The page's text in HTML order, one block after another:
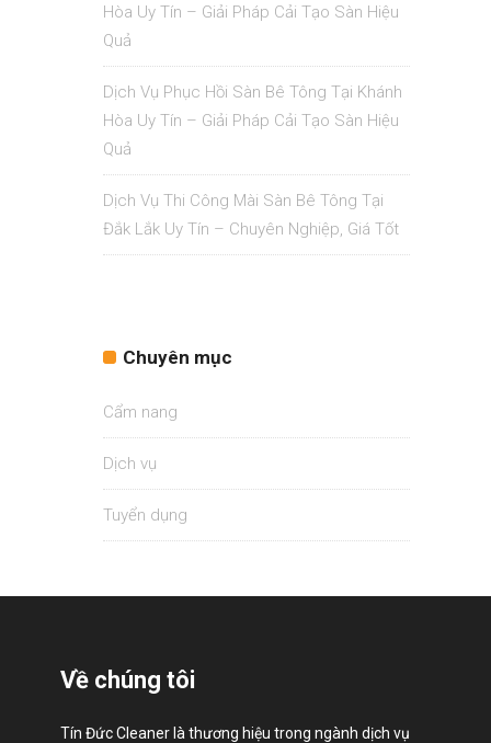
Hòa Uy Tín – Giải Pháp Cải Tạo Sàn Hiệu
Quả
Dịch Vụ Phục Hồi Sàn Bê Tông Tại Khánh
Hòa Uy Tín – Giải Pháp Cải Tạo Sàn Hiệu
Quả
Dịch Vụ Thi Công Mài Sàn Bê Tông Tại
Đắk Lắk Uy Tín – Chuyên Nghiệp, Giá Tốt
Chuyên mục
Cẩm nang
Dịch vụ
Tuyển dụng
Về chúng tôi
Tín Đức Cleaner là thương hiệu trong ngành dịch vụ